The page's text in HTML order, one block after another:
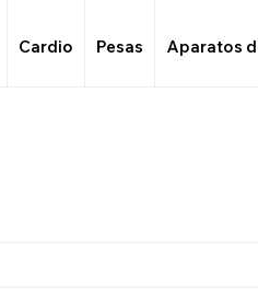
Cardio Pesas Aparatos